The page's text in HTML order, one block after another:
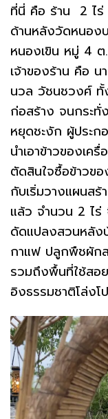
ที่นี่ คือ ร้าน 2 ไร่
ด้านหลังวัดหนอ
หนองเขิน หมู่ 4
เจ้าของร้าน คือ
นวล วัชนชวงศ์ ทั้
ก่อสร้าง จนกระทั่
หยุดชะงัก ผู้ประก
นำเอาข้าวของเค
ตัดสินใจซื้อข้าวขอ
กับเริ่มวางแผนส
แล้ว จำนวน 2 ไร่
ดัดแปลงสวนหลังบ้
กาแฟ ปลูกพืชผักส
รวมถึงพื้นที่ใช้สอย
อิงธรรมชาติโล่งโ